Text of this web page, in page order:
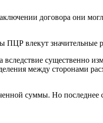
договора они
ПЦР влекут значительные
существенно
между сторонами
суммы. Но последнее